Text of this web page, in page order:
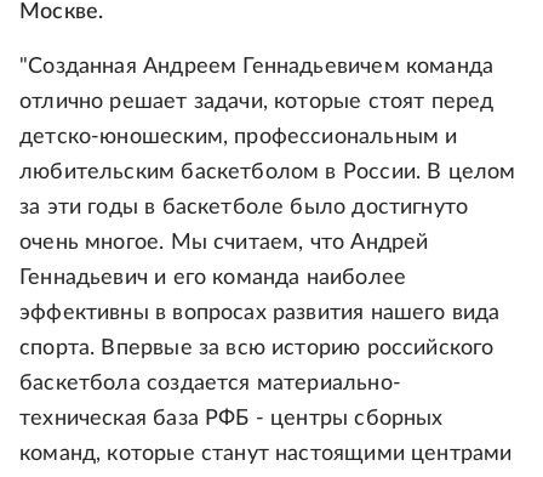
Москве.
"Созданная Андреем Геннадьевичем команда
отлично решает задачи, которые стоят перед
детско-юношеским, профессиональным и
любительским баскетболом в России. В целом
за эти годы в баскетболе было достигнуто
очень многое. Мы считаем, что Андрей
Геннадьевич и его команда наиболее
эффективны в вопросах развития нашего вида
спорта. Впервые за всю историю российского
баскетбола создается материально-
техническая база РФБ - центры сборных
команд, которые станут настоящими центрами